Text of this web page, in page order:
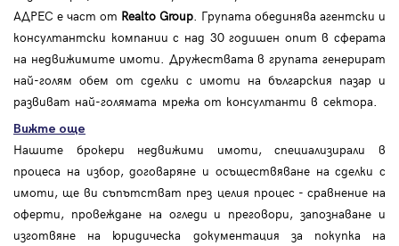
АДРЕС е част от Realto Group. Групата обединява агентски и
консултантски компании с над 30 годишен опит в сферата
на недвижимите имоти. Дружествата в групата генерират
най-голям обем от сделки с имоти на българския пазар и
развиват най-голямата мрежа от консултанти в сектора.
Вижте още
Нашите брокери недвижими имоти, специализирали в
процеса на избор, договаряне и осъществяване на сделки с
имоти, ще ви съпътстват през целия процес - сравнение на
оферти, провеждане на огледи и преговори, запознаване и
изготвяне на юридическа документация за покупка на